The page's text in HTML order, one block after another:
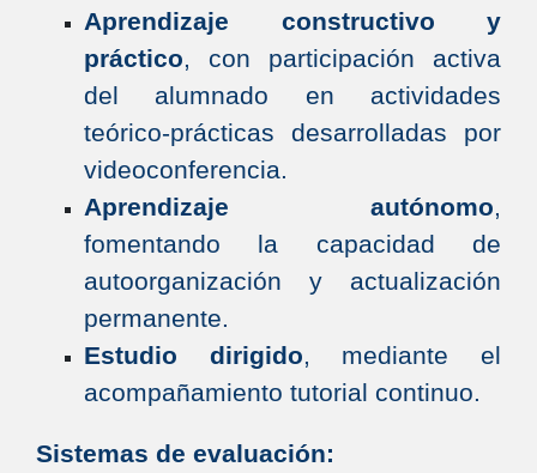
Aprendizaje constructivo y
práctico, con participación activa
del alumnado en actividades
teórico-prácticas desarrolladas por
videoconferencia.
Aprendizaje autónomo,
fomentando la capacidad de
autoorganización y actualización
permanente.
Estudio dirigido, mediante el
acompañamiento tutorial continuo.
Sistemas de evaluación: